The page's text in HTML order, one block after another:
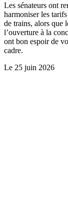
Les sénateurs ont
harmoniser les
de trains, alors que
l’ouverture à la
ont bon espoir de
cadre.
Le 25 juin 2026